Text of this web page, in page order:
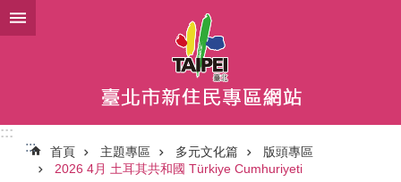
跳到主要內容區塊
:::
:::
首頁 主題專區 多元文化篇
版頭專區
2026 4月 土耳其共和國 Türkiye Cumhuriyeti